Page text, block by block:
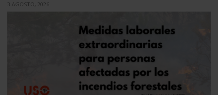
3 AGOSTO, 2026